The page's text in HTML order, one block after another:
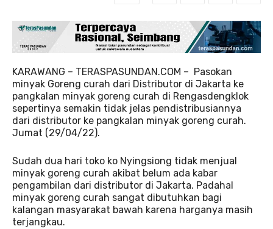
KARAWANG – TERASPASUNDAN.COM – Pasokan
minyak Goreng curah dari Distributor di Jakarta ke
pangkalan minyak goreng curah di Rengasdengklok
sepertinya semakin tidak jelas pendistribusiannya
dari distributor ke pangkalan minyak goreng curah.
Jumat (29/04/22).
Sudah dua hari toko ko Nyingsiong tidak menjual
minyak goreng curah akibat belum ada kabar
pengambilan dari distributor di Jakarta. Padahal
minyak goreng curah sangat dibutuhkan bagi
kalangan masyarakat bawah karena harganya masih
terjangkau.